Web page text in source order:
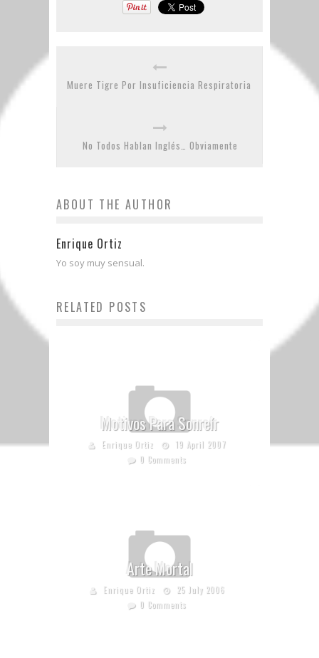
Muere Tigre Por Insuficiencia Respiratoria
No Todos Hablan Inglés… Obviamente
ABOUT THE AUTHOR
Enrique Ortiz
Yo soy muy sensual.
RELATED POSTS
Motivos Para Sonreír
Enrique Ortiz
19 April 2007
0 Comments
Arte Mortal
Enrique Ortiz
25 July 2006
0 Comments